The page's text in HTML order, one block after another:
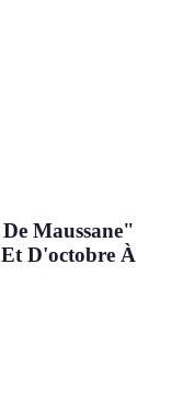
Maussane"
D'octobre À